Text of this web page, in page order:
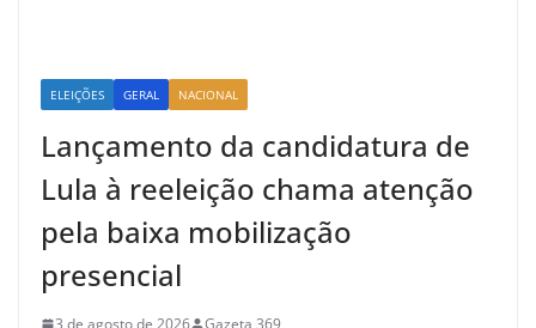
ELEIÇÕES GERAL NACIONAL
Lançamento da candidatura de
Lula à reeleição chama atenção
pela baixa mobilização
presencial